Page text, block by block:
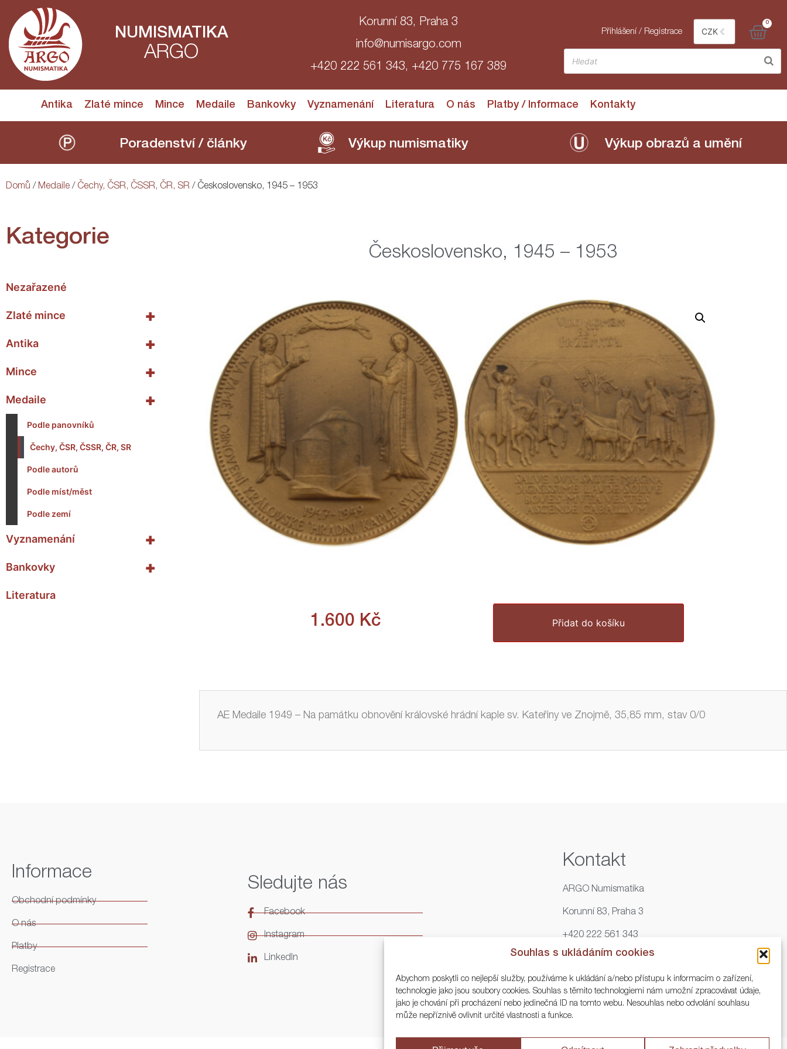
Souhlas s ukládáním cookies
Abychom poskytli co nejlepší služby, používáme k ukládání a/nebo přístupu k informacím o zařízení,
technologie jako jsou soubory cookies. Souhlas s těmito technologiemi nám umožní zpracovávat údaje,
jako je chování při procházení nebo jedinečná ID na tomto webu. Nesouhlas nebo odvolání souhlasu
může nepříznivě ovlivnit určité vlastnosti a funkce.
NUMISMATIKA
ARGO
Korunní 83, Praha 3
info@numisargo.com
+420 222 561 343, +420 775 167 389
Přihlášení / Registrace CZK
0
Antika Zlaté mince Mince Medaile Bankovky Vyznamenání Literatura O nás Platby / Informace Kontakty
Poradenství / články Výkup numismatiky Výkup obrazů a umění
Domů / Medaile / Čechy, ČSR, ČSSR, ČR, SR / Československo, 1945 – 1953
Kategorie
Nezařazené
+
Zlaté mince
+
Antika
+
Mince
+
Medaile
Podle panovníků
Čechy, ČSR, ČSSR, ČR, SR
Podle autorů
Podle míst/měst
Podle zemí
+
Vyznamenání
+
Bankovky
Literatura
Československo, 1945 – 1953
1.600 Kč Přidat do košíku
AE Medaile 1949 – Na památku obnovění královské hrádní kaple sv. Kateřiny ve Znojmě, 35,85 mm, stav 0/0
Informace
Obchodní podmínky
O nás
Platby
Registrace
Sledujte nás
Facebook
Instagram
LinkedIn
Kontakt
ARGO Numismatika
Korunní 83, Praha 3
+420 222 561 343
+420 773 025 117
info@numisargo.com